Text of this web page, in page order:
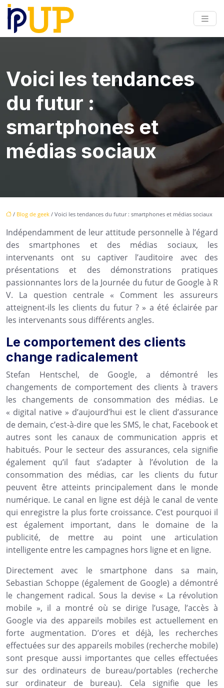
Voici les tendances
du futur :
smartphones et
médias sociaux
/ Blog de geek / Voici les tendances du futur : smartphones et médias sociaux
Indépendamment de leur attitude personnelle à l’égard
des smartphones et des médias sociaux, les
intervenants ont su captiver l’auditoire avec des
présentations et des démonstrations pratiques
passionnantes lors de la Journée du futur de Google à R
V. La question centrale « Comment les assureurs
atteignent-ils les clients du futur ? » a été éclairée par
les intervenants sous différents angles.
Le comportement des clients
change radicalement
Stefan Hentschel, de Google, a démontré les
changements de comportement des clients à travers
les changements de consommation des médias. Le
« digital native » d’aujourd’hui est le client d’assurance
de demain, c’est-à-dire que les SMS, le chat, Facebook et
autres sont les canaux de communication appris et
habitués. Pour le secteur des assurances, cela signifie
également qu’il faut s’adapter à l’évolution de la
consommation des médias, car les clients du futur
peuvent être atteints principalement dans le monde
numérique. Le canal en ligne est déjà le canal de vente
qui enregistre la plus forte croissance. C’est pourquoi il
est également important, dans le domaine de la
publicité, de mettre au point une articulation
intelligente entre les campagnes hors ligne et en ligne.
Directement avec le smartphone dans sa main,
Sebastian Schoppe (également de Google) a démontré
le changement radical. Sous la devise « La révolution
mobile », il a montré où se dirige l’usage, l’accès à
Google via des appareils mobiles est actuellement en
forte augmentation. D’ores et déjà, les recherches
effectuées sur des appareils mobiles (recherche mobile)
sont presque aussi importantes que celles effectuées
sur des ordinateurs de bureau/portables (recherche
sur ordinateur de bureau). Cela signifie que les